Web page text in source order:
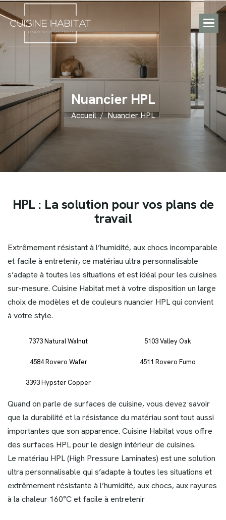
Nuancier HPL
Accueil Nuancier HPL
HPL : La solution pour vos plans de
travail
Extrêmement résistant à l’humidité, aux chocs incomparable
et facile à entretenir, ce matériau ultra personnalisable
s’adapte à toutes les situations et est idéal pour les cuisines
sur-mesure. Cuisine Habitat met à votre disposition un large
choix de modèles et de couleurs nuancier HPL qui convient
à votre style.
7373 Natural Walnut 5103 Valley Oak
4584 Rovero Wafer 4511 Rovero Fumo
3393 Hypster Copper
Quand on parle de surfaces de cuisine, vous devez savoir
que la durabilité et la résistance du matériau sont tout aussi
importantes que son apparence. Cuisine Habitat vous offre
des surfaces HPL pour le design intérieur de cuisines.
Le matériau HPL (High Pressure Laminates) est une solution
ultra personnalisable qui s’adapte à toutes les situations et
extrêmement résistante à l’humidité, aux chocs, aux rayures
à la chaleur 160°C et facile à entretenir